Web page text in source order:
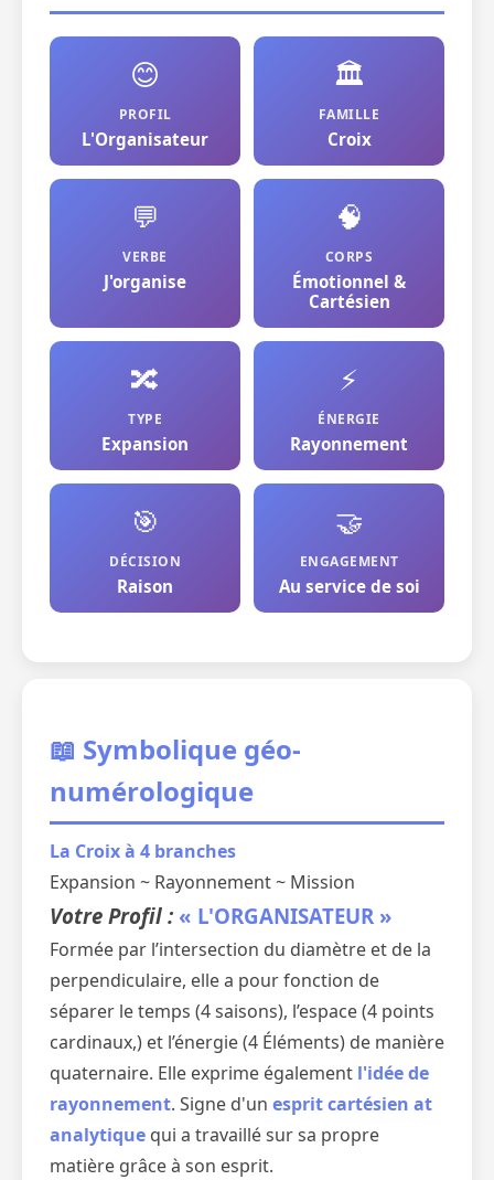
😊
PROFIL
L'Organisateur
🏛️
FAMILLE
Croix
💬
VERBE
J'organise
🧠
CORPS
Émotionnel &
Cartésien
🔀
TYPE
Expansion
⚡
ÉNERGIE
Rayonnement
🎯
DÉCISION
Raison
🤝
ENGAGEMENT
Au service de soi
📖 Symbolique géo-
numérologique
La Croix à 4 branches
Expansion ~ Rayonnement ~ Mission
Votre Profil : « L'ORGANISATEUR »
Formée par l’intersection du diamètre et de la
perpendiculaire, elle a pour fonction de
séparer le temps (4 saisons), l’espace (4 points
cardinaux,) et l’énergie (4 Éléments) de manière
quaternaire. Elle exprime également l'idée de
rayonnement. Signe d'un esprit cartésien at
analytique qui a travaillé sur sa propre
matière grâce à son esprit.